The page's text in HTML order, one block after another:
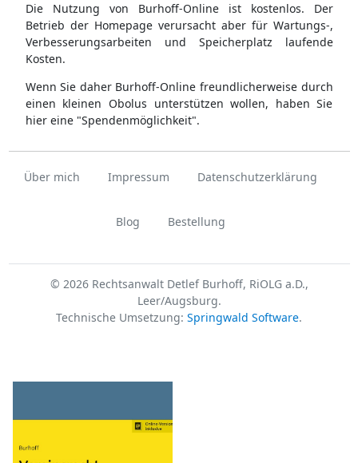
Die Nutzung von Burhoff-Online ist kostenlos. Der
Betrieb der Homepage verursacht aber für Wartungs-,
Verbesserungsarbeiten und Speicherplatz laufende
Kosten.
Wenn Sie daher Burhoff-Online freundlicherweise durch
einen kleinen Obolus unterstützen wollen, haben Sie
hier eine "Spendenmöglichkeit".
Über mich Impressum Datenschutzerklärung
Blog Bestellung
© 2026 Rechtsanwalt Detlef Burhoff, RiOLG a.D.,
Leer/Augsburg.
Technische Umsetzung: Springwald Software.